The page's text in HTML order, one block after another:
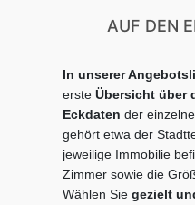
AUF DEN
In unserer
erste Übersicht über
Eckdaten der
gehört etwa der
jeweilige Immobilie
Zimmer sowie die
Wählen Siegezielt